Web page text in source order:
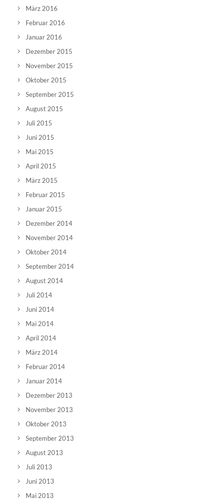
März 2016
Februar 2016
Januar 2016
Dezember 2015
November 2015
Oktober 2015
September 2015
August 2015
Juli 2015
Juni 2015
Mai 2015
April 2015
März 2015
Februar 2015
Januar 2015
Dezember 2014
November 2014
Oktober 2014
September 2014
August 2014
Juli 2014
Juni 2014
Mai 2014
April 2014
März 2014
Februar 2014
Januar 2014
Dezember 2013
November 2013
Oktober 2013
September 2013
August 2013
Juli 2013
Juni 2013
Mai 2013